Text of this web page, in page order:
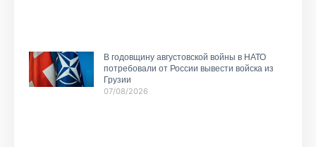
В годовщину августовской войны в НАТО
потребовали от России вывести войска из
Грузии
07/08/2026